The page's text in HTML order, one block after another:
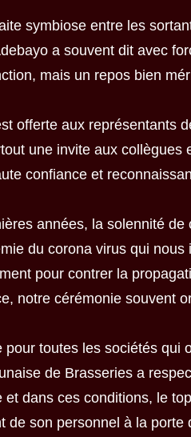
symbiose entre les
a souvent dit avec
mais un repos bien
offerte aux représentants
une invite aux collègues
confiance et
années, la solennité
du corona virus qui
pour contrer la
notre cérémonie souvent
pour toutes les sociétés
de Brasseries a
et dans ces conditions, le
de son personnel à la